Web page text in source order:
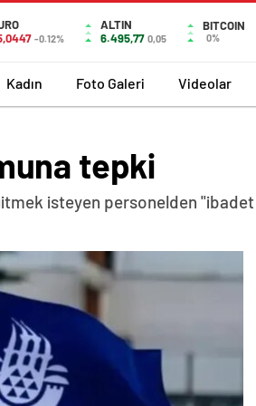
-0.12%
ALTIN
6.495,77 0,05
BITCOIN
0%
Kadın Foto Galeri Videolar
tepki
isteyen personelden